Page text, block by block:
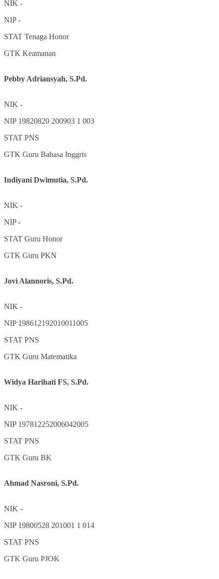
NIK -
NIP-
STAT Tenaga Honor
GTK Keamanan
Pebby Adriansyah, S.Pd.
NIK -
NIP 19820820 200903 1 003
STAT PNS
GTK Guru Bahasa Inggris
Indiyani Dwimutia, S.Pd.
NIK -
NIP-
STAT Guru Honor
GTK Guru PKN
Jovi Alannoris, S.Pd.
NIK -
NIP 198612192010011005
STAT PNS
GTK Guru Matematika
Widya Harihati FS, S.Pd.
NIK -
NIP 197812252006042005
STAT PNS
GTK Guru BK
Ahmad Nasroni, S.Pd.
NIK -
NIP 19800528 201001 1 014
STAT PNS
GTK Guru PJOK